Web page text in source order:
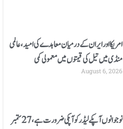
امریکا اور ایران کے درمیان معاہدے کی امید، عالمی
منڈی میں تیل کی قیمتوں میں معمولی کمی
August 6, 2026
نوجوانوں آپکے لیڈر کو آپکی ضرورت ہے، 27 ستمبر